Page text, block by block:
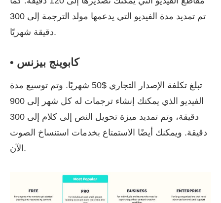
تم تمديد مدة الفيديو التي يدعمها مولد الترجمة إلى 300
دقيقة شهريًا.
• كابوينج بيزنس
تبلغ تكلفة الإصدار التجاري $50 شهريًا. وتم توسيع مدة
الفيديو الذي يمكنك إنشاء ترجمات له كل شهر إلى 900
دقيقة، وتم تمديد ميزة تحويل النص إلى كلام إلى 300
دقيقة. ويمكنك أيضًا الاستمتاع بخدمات استنساخ الصوت
الآن.